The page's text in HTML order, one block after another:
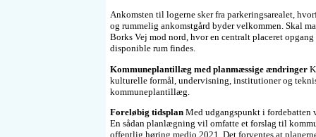
Ankomsten til logerne sker fra parkeringsarealet,
og rummelig ankomstgård byder velkommen. Skal
Borks Vej mod nord, hvor en centralt placeret
disponible rum findes.
Kommuneplantillæg med planmæssige ændringer
kulturelle formål, undervisning, institutioner og
kommuneplantillæg.
Foreløbig tidsplan Med udgangspunkt i fordebatten
En sådan planlægning vil omfatte et forslag til
offentlig høring medio 2021. Det forventes at